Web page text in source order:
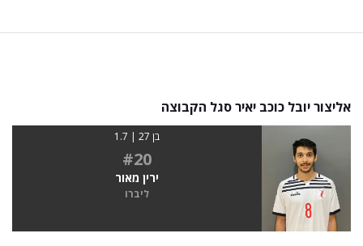
אליצור יובל כוכב יאיר סגל הקבוצה
בן 27 | 1.7
#20
ירין מאור
ליברו